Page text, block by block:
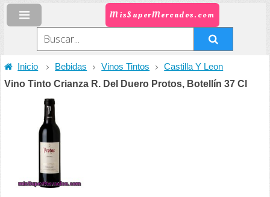
MisSuperMercados.com
Inicio Bebidas Vinos Tintos Castilla Y Leon
Vino Tinto Crianza R. Del Duero Protos, Botellín 37 Cl